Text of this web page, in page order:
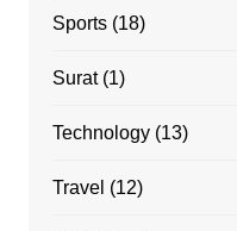
Sports(18)
Surat(1)
Technology(13)
Travel (12)